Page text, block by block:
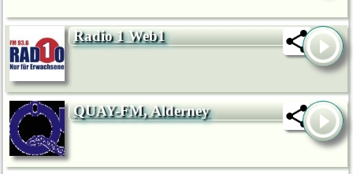
Radio 1 Web1
QUAY-FM, Alderney